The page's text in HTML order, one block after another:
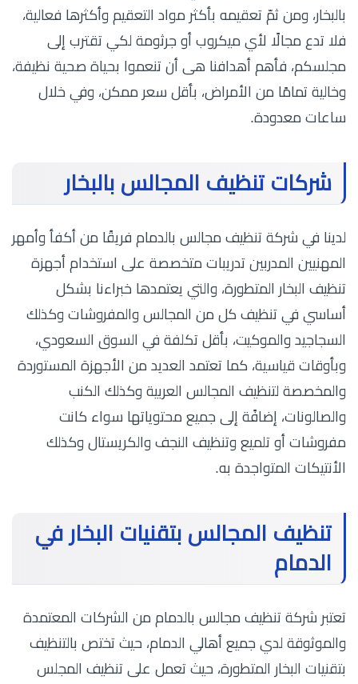
بالبخار، ومن ثمّ تعقيمه بأكثر مواد التعقيم وأكثرها فعالية،
فلا تدع مجالًا لأي ميكروب أو جرثومة لكي تقترب إلى
مجلسكم، فأهم أهدافنا هى أن تنعموا بحياة صحية نظيفة،
وخالية تمامًا من الأمراض، بأقل سعر ممكن، وفي خلال
ساعات معدودة.
شركات تنظيف المجالس بالبخار
لدينا في شركة تنظيف مجالس بالدمام فريقًا من أكفأ وأمهر
المهنيين المدربين تدريبات متخصصة على استخدام أجهزة
تنظيف البخار المتطورة، والتي يعتمدها خبراءنا بشكل
أساسي في تنظيف كل من المجالس والمفروشات وكذلك
السجاجيد والموكيت، بأقل تكلفة في السوق السعودي،
وبأوقات قياسية، كما تعتمد العديد من الأجهزة المستوردة
والمخصصة لتنظيف المجالس العربية وكذلك الكنب
والصالونات، إضافًة إلى جميع محتوياتها سواء كانت
مفروشات أو تلميع وتنظيف النجف والكريستال وكذلك
الأنتيكات المتواجدة به.
تنظيف المجالس بتقنيات البخار في
الدمام
تعتبر شركة تنظيف مجالس بالدمام من الشركات المعتمدة
والموثوقة لدي جميع أهالي الدمام، حيث تختص بالتنظيف
بتقنيات البخار المتطورة، حيث تعمل على تنظيف المجلس